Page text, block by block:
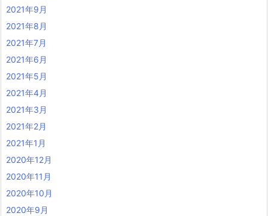
2021年9月
2021年8月
2021年7月
2021年6月
2021年5月
2021年4月
2021年3月
2021年2月
2021年1月
2020年12月
2020年11月
2020年10月
2020年9月